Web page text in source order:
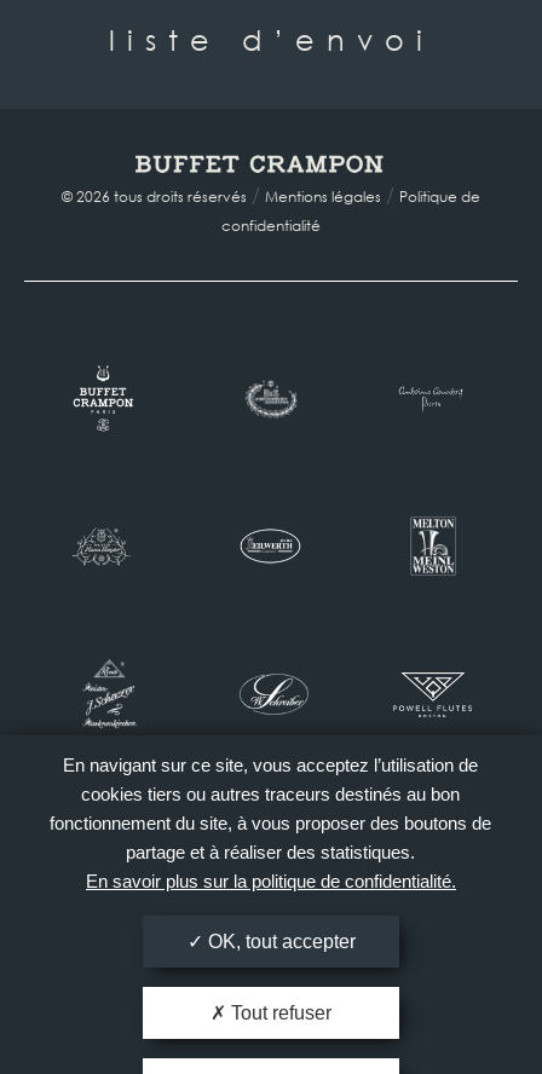
liste d’envoi
© 2026 tous droits réservés / Mentions légales / Politique de
confidentialité
En navigant sur ce site, vous acceptez l’utilisation de
cookies tiers ou autres traceurs destinés au bon
fonctionnement du site, à vous proposer des boutons de
partage et à réaliser des statistiques.
En savoir plus sur la politique de confidentialité.
OK, tout accepter
Tout refuser